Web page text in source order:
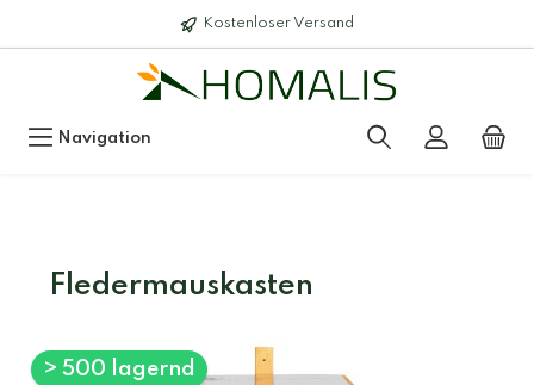
Kostenloser Versand
Navigation
Fledermauskasten
> 500 lagernd